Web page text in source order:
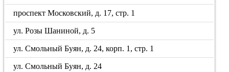
проспект Московский, д. 17, стр. 1
ул. Розы Шаниной, д. 5
ул. Смольный Буян, д. 24, корп. 1, стр. 1
ул. Смольный Буян, д. 24